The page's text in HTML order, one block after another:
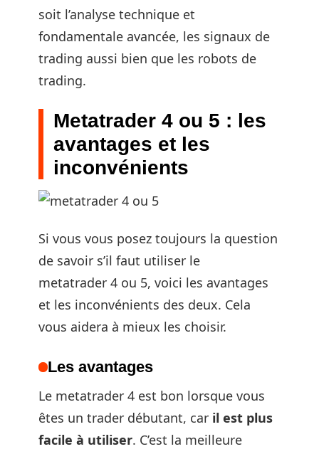
soit l’analyse technique et
fondamentale avancée, les signaux de
trading aussi bien que les robots de
trading.
Metatrader 4 ou 5 : les
avantages et les
inconvénients
Si vous vous posez toujours la question
de savoir s’il faut utiliser le
metatrader 4 ou 5, voici les avantages
et les inconvénients des deux. Cela
vous aidera à mieux les choisir.
Les avantages
Le metatrader 4 est bon lorsque vous
êtes un trader débutant, car il est plus
facile à utiliser. C’est la meilleure